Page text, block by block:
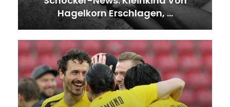
Hagelkorn Erschlagen, …